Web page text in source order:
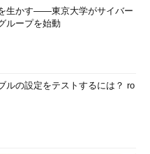
ばよい。
生かす――東京大学がサイバー
ループを始動
ルの設定をテストするには？ ro